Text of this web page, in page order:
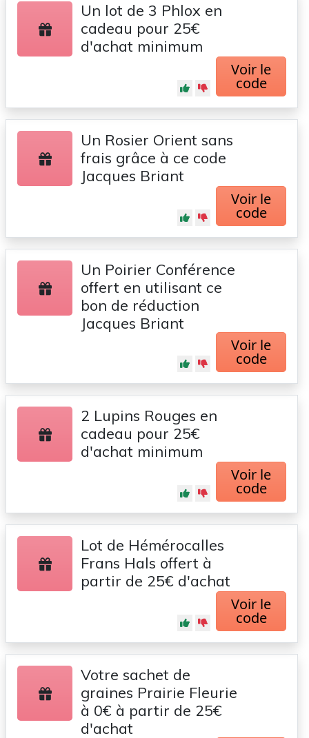
Un lot de 3 Phlox en
cadeau pour 25€
d'achat minimum
Voir le
code
Un Rosier Orient sans
frais grâce à ce code
Jacques Briant
Voir le
code
Un Poirier Conférence
offert en utilisant ce
bon de réduction
Jacques Briant
Voir le
code
2 Lupins Rouges en
cadeau pour 25€
d'achat minimum
Voir le
code
Lot de Hémérocalles
Frans Hals offert à
partir de 25€ d'achat
Voir le
code
Votre sachet de
graines Prairie Fleurie
à 0€ à partir de 25€
d'achat